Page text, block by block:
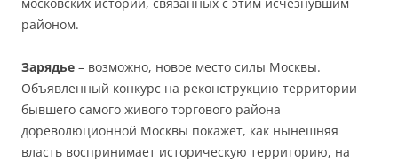
районом.
Зарядье – возможно, новое место силы Москвы.
Объявленный конкурс на реконструкцию территории
бывшего самого живого торгового района
дореволюционной Москвы покажет, как нынешняя
власть воспринимает историческую территорию, на